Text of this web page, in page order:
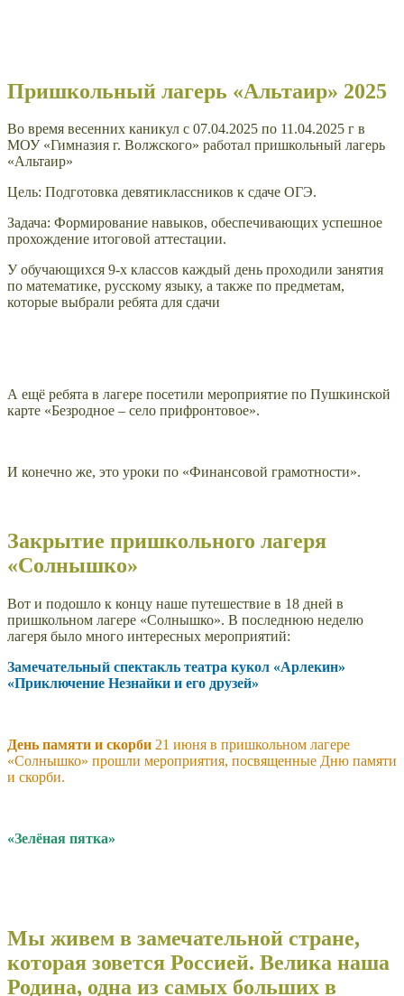
Пришкольный лагерь «Альтаир» 2025
Во время весенних каникул с 07.04.2025 по 11.04.2025 г в
МОУ «Гимназия г. Волжского» работал пришкольный лагерь
«Альтаир»
Цель: Подготовка девятиклассников к сдаче ОГЭ.
Задача: Формирование навыков, обеспечивающих успешное
прохождение итоговой аттестации.
У обучающихся 9-х классов каждый день проходили занятия
по математике, русскому языку, а также по предметам,
которые выбрали ребята для сдачи
А ещё ребята в лагере посетили мероприятие по Пушкинской
карте «Безродное – село прифронтовое».
И конечно же, это уроки по «Финансовой грамотности».
Закрытие пришкольного лагеря
«Солнышко»
Вот и подошло к концу наше путешествие в 18 дней в
пришкольном лагере «Солнышко». В последнюю неделю
лагеря было много интересных мероприятий:
Замечательный спектакль театра кукол «Арлекин»
«Приключение Незнайки и его друзей»
День памяти и скорби 21 июня в пришкольном лагере
«Солнышко» прошли мероприятия, посвященные Дню памяти
и скорби.
«Зелёная пятка»
Мы живем в замечательной стране,
которая зовется Россией. Велика наша
Родина, одна из самых больших в